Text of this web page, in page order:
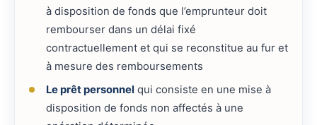
à disposition de fonds que l’emprunteur doit
rembourser dans un délai fixé
contractuellement et qui se reconstitue au fur et
à mesure des remboursements
Le prêt personnelqui consiste en une mise à
disposition de fonds non affectés à une